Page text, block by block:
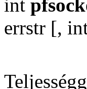
int
errstr [,